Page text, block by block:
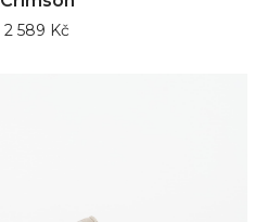
2 589 Kč